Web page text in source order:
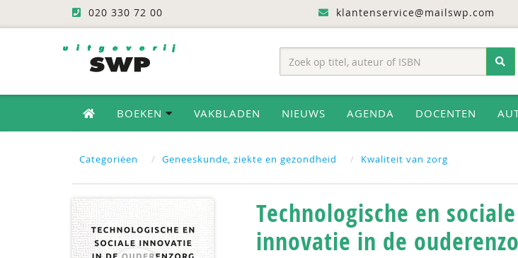
020 330 72 00 klantenservice@mailswp.com
BOEKEN VAKBLADEN NIEUWS AGENDA DOCENTEN
Categoriëen Geneeskunde, ziekte en gezondheid Kwaliteit van zorg
Technologische en sociale
innovatie in de